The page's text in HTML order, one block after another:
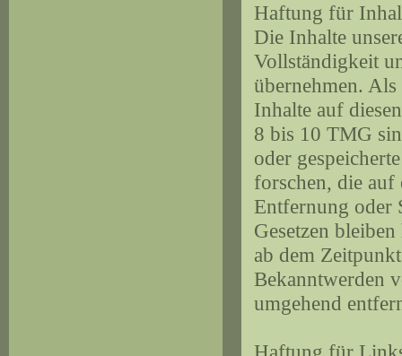
Haftung für
Die Inhalte
Vollständigkeit
übernehmen.
Inhalte auf
8 bis 10 TMG
oder
forschen, die
Entfernung oder
Gesetzen
ab dem
Bekanntwerden
umgehend